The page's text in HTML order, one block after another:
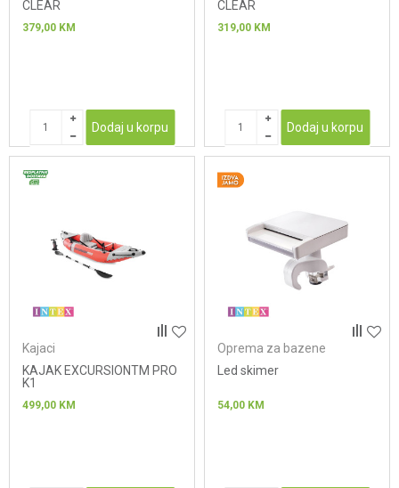
CLEAR
379,00 KM
Dodaj u korpu
CLEAR
319,00 KM
Dodaj u korpu
Kajaci
KAJAK EXCURSIONTM PRO
K1
499,00 KM
Oprema za bazene
Led skimer
54,00 KM